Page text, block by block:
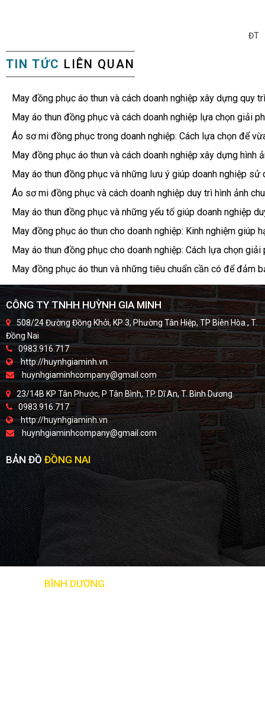
ĐT
TIN TỨC LIÊN QUAN
May đồng phục áo thun và cách doanh nghiệp xây dựng quy
May áo thun đồng phục và cách doanh nghiệp lựa chọn giải
Áo sơ mi đồng phục trong doanh nghiệp: Cách lựa chọn để
May đồng phục áo thun và cách doanh nghiệp xây dựng hình
May áo thun đồng phục và những lưu ý giúp doanh nghiệp sử
Áo sơ mi đồng phục và cách doanh nghiệp duy trì hình ảnh
May áo thun đồng phục và những yếu tố giúp doanh nghiệp
May đồng phục áo thun cho doanh nghiệp: Kinh nghiệm giúp
May áo thun đồng phục cho doanh nghiệp: Cách lựa chọn
May đồng phục áo thun và những tiêu chuẩn cần có để đảm
CÔNG TY TNHH HUỲNH GIA MINH
508/24 Đường Đồng Khởi, KP 3, Phường Tân Hiệp, TP Biên Hòa , T.
Đồng Nai
0983.916.717
http://huynhgiaminh.vn
huynhgiaminhcompany@gmail.com
23/14B KP Tân Phước, P Tân Bình, TP. Dĩ An, T. Bình Dương.
0983.916.717
http://huynhgiaminh.vn
huynhgiaminhcompany@gmail.com
BẢN ĐỒĐỒNG NAI
BÌNH DƯƠNG